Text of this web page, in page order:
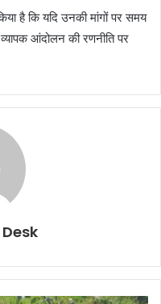
है कि यदि उनकी मांगों पर समय
व्यापक आंदोलन की रणनीति पर